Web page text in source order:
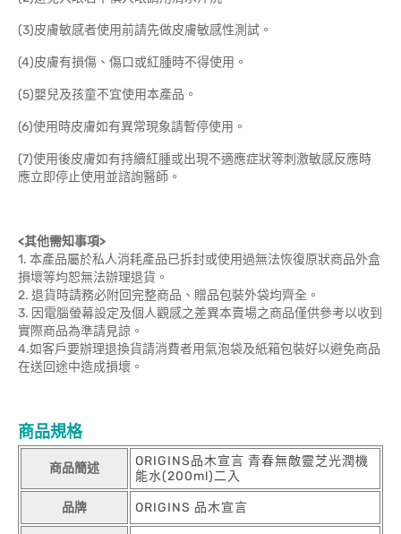
(3)皮膚敏感者使用前請先做皮膚敏感性測試。
(4)皮膚有損傷、傷口或紅腫時不得使用。
(5)嬰兒及孩童不宜使用本產品。
(6)使用時皮膚如有異常現象請暫停使用。
(7)使用後皮膚如有持續紅腫或出現不適應症狀等刺激敏感反應時
應立即停止使用並諮詢醫師。
<其他需知事項>
1. 本產品屬於私人消耗產品已拆封或使用過無法恢復原狀商品外盒
損壞等均恕無法辦理退貨。
2. 退貨時請務必附回完整商品、贈品包裝外袋均齊全。
3. 因電腦螢幕設定及個人觀感之差異本賣場之商品僅供參考以收到
實際商品為準請見諒。
4.如客戶要辦理退換貨請消費者用氣泡袋及紙箱包裝好以避免商品
在送回途中造成損壞。
商品規格
商品簡述
ORIGINS品木宣言 青春無敵靈芝光潤機
能水(200ml)二入
品牌 ORIGINS 品木宣言